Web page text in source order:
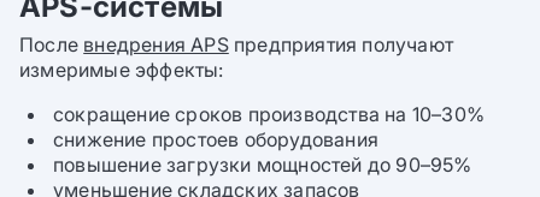
После внедрения APSпредприятия получают
измеримые эффекты:
сокращение сроков производства на 10–30%
снижение простоев оборудования
повышение загрузки мощностей до 90–95%
уменьшение складских запасов